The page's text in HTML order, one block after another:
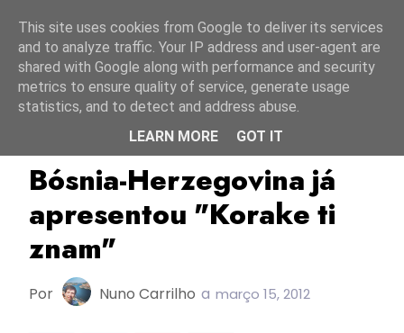
Bósnia-Herzegovina ESC2012
Bósnia-Herzegovina já
apresentou "Korake ti
znam"
Por Nuno Carrilho a março 15, 2012
This site uses cookies from Google to deliver its services
and to analyze traffic. Your IP address and user-agent are
shared with Google along with performance and security
metrics to ensure quality of service, generate usage
statistics, and to detect and address abuse.
LEARN MORE
GOT IT